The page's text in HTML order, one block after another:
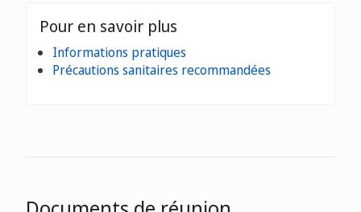
Pour en savoir plus
Informations pratiques
Précautions sanitaires recommandées